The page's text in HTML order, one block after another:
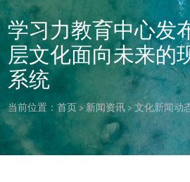
学习力教育中心发
层文化面向未来的
系统
当前位置：首页>新闻资讯>文化新闻动